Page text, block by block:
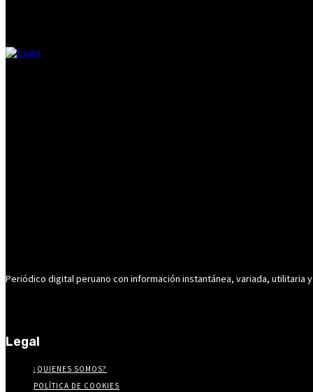
Periódico digital peruano con información instantánea, variada, utilitaria
Legal
¿QUIENES SOMOS?
POLÍTICA DE COOKIES